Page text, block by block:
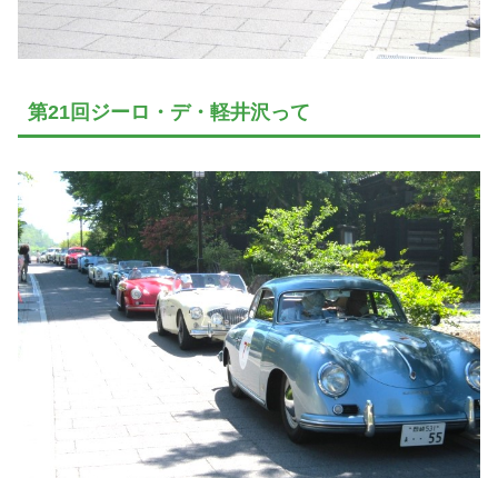
第21回ジーロ・デ・軽井沢って